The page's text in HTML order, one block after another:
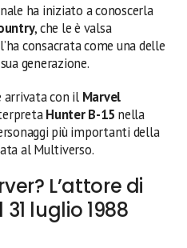
ha iniziato a conoscerla
, che le è valsa
consacrata come una delle
generazione.
arrivata con il Marvel
Hunter B-15 nella
più importanti della
al Multiverso.
L’attore di
luglio 1988